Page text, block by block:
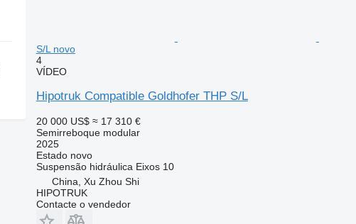
S/L novo
4
VÍDEO
Hipotruk Compatible Goldhofer THP S/L
20 000 US$ ≈ 17 310 €
Semirreboque modular
2025
Estadonovo
Suspensão hidráulica Eixos 10
China, Xu Zhou Shi
HIPOTRUK
Contacte o vendedor